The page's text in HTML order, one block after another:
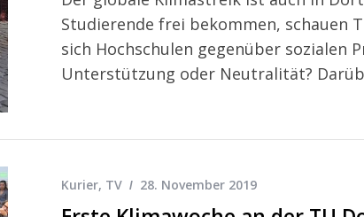
Studierende frei bekommen, schauen
sich Hochschulen gegenüber sozialen
Unterstützung oder Neutralität?
Kurier, TV 28. November 2019